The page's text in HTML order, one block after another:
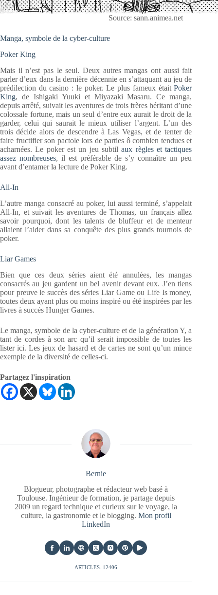
Source: sann.animea.net
Manga, symbole de la cyber-culture
Poker King
Mais il n’est pas le seul. Deux autres mangas ont aussi fait
parler d’eux dans la dernière décennie en s’attaquant au jeu de
prédilection du casino : le poker. Le plus fameux étaitPoker
King, de Ishigaki Yuuki et Miyazaki Masaru. Ce manga,
depuis arrêté, suivait les aventures de trois frères héritant d’une
colossale fortune, mais un seul d’entre eux aurait le droit de la
garder, celui qui saurait le mieux utiliser l’argent. L’un des
trois décide alors de descendre à Las Vegas, et de tenter de
faire fructifier son pactole lors de parties ô combien tendues et
acharnées. Le poker est un jeu subtilaux règles et tactiques
assez nombreuses, il est préférable de s’y connaître un peu
avant d’entamer la lecture de Poker King.
All-In
L’autre manga consacré au poker, lui aussi terminé, s’appelait
All-In, et suivait les aventures de Thomas, un français allez
savoir pourquoi, dont les talents de bluffeur et de menteur
allaient l’aider dans sa conquête des plus grands tournois de
poker.
Liar Games
Bien que ces deux séries aient été annulées, les mangas
consacrés au jeu gardent un bel avenir devant eux. J’en tiens
pour preuve le succès des séries Liar Game ou Life Is money,
toutes deux ayant plus ou moins inspiré ou été inspirées par les
livres à succès Hunger Games.
Le manga, symbole de la cyber-culture et de la génération Y, a
tant de cordes à son arc qu’il serait impossible de toutes les
lister ici. Les jeux de hasard et de cartes ne sont qu’un mince
exemple de la diversité de celles-ci.
Partagez l'inspiration
Bernie
Blogueur, photographe et rédacteur web basé à
Toulouse. Ingénieur de formation, je partage depuis
2009 un regard technique et curieux sur le voyage, la
culture, la gastronomie et le blogging. Mon profil
LinkedIn
ARTICLES: 12406